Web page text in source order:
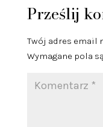
Prześlij
Twój adres email
Wymagane pola